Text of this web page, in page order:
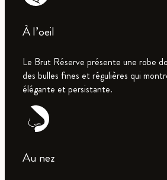
À l’oeil
Le Brut Réserve présente une robe
des bulles fines et régulières qui
élégante et persistante.
Au nez